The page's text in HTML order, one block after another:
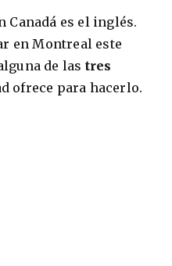
Canadá es el inglés.
en Montreal este
de las tres
ofrece para hacerlo.